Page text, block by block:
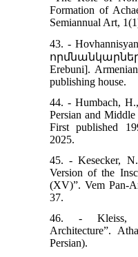
Formation of
Semiannual Art,
43. -
Erebuni].
publishing house.
44. - Humbach,
Persian and
First published
2025.
45. - Kesecker,
Version of the
(XV)”. Vem Pan-
37.
46. - Kleiss,
Architecture”.
Persian).